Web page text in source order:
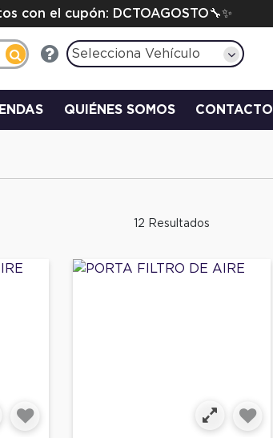
con el cupón: DCTOAGOSTO🔧✨
Selecciona Vehículo
QUIÉNES SOMOS CONTACTO
12 Resultados